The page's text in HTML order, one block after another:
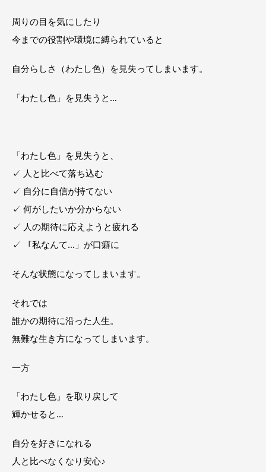
周りの目を気にしたり
今までの役割や環境に縛られていると
自分らしさ（わたし色）を見失ってしまいます。
「わたし色」を見失うと…
「わたし色」を見失うと、
✓ 人と比べて落ち込む
✓ 自分に自信が持てない
✓ 何がしたいか分からない
✓ 人の期待に応えようと疲れる
✓ 「私なんて…」が口癖に
そんな状態になってしまいます。
それでは
誰かの期待に沿った人生。
無難な生き方になってしまいます。
一方
「わたし色」を取り戻して
輝かせると…
自分を好きになれる
人と比べなくなり安心♪